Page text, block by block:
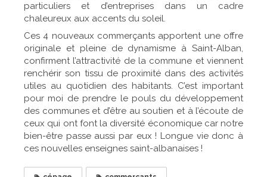
particuliers et d’entreprises dans un cadre
chaleureux aux accents du soleil.
Ces 4 nouveaux commerçants apportent une offre
originale et pleine de dynamisme à Saint-Alban,
confirment l’attractivité de la commune et viennent
renchérir son tissu de proximité dans des activités
utiles au quotidien des habitants. C’est important
pour moi de prendre le pouls du développement
des communes et d’être au soutien et à l’écoute de
ceux qui ont font la diversité économique car notre
bien-être passe aussi par eux ! Longue vie donc à
ces nouvelles enseignes saint-albanaises !